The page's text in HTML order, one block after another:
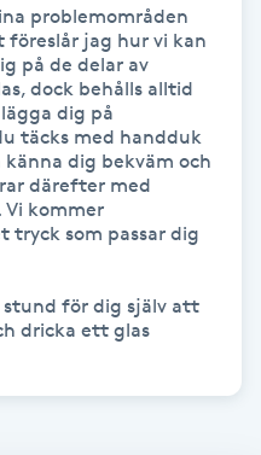
problemområden
jag hur vi kan
på de delar av
dock behålls alltid
dig på
täcks med handduk
dig bekväm och
därefter med
Vi kommer
tryck som passar dig
stund för dig själv att
dricka ett glas